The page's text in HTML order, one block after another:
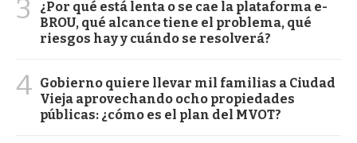
3
¿Por qué está lenta o se cae la plataforma e-
BROU, qué alcance tiene el problema, qué
riesgos hay y cuándo se resolverá?
4 Gobierno quiere llevar mil familias a Ciudad
Vieja aprovechando ocho propiedades
públicas: ¿cómo es el plan del MVOT?